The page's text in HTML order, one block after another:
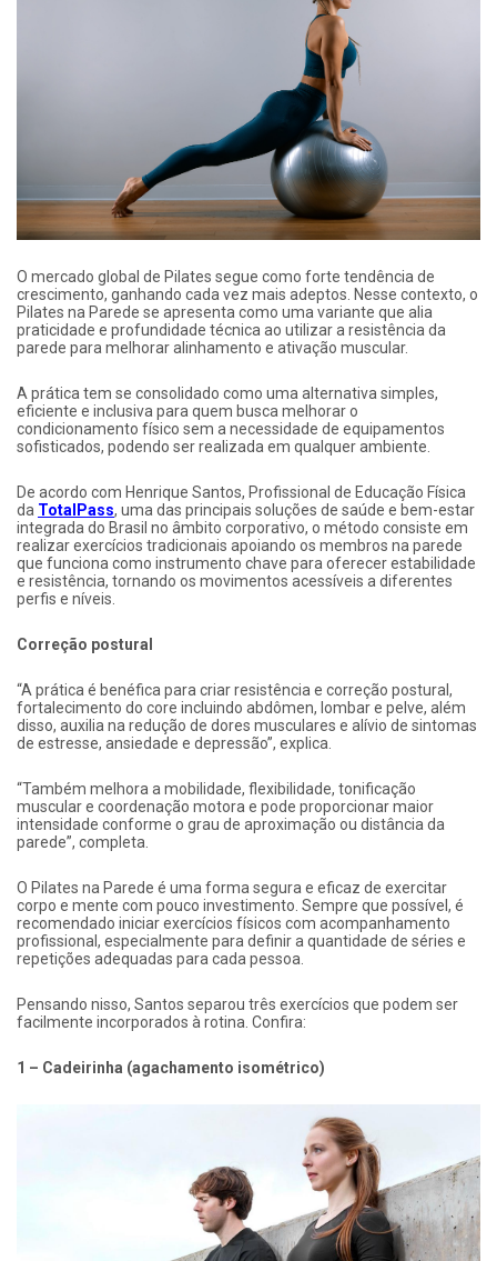
O mercado global de Pilates segue como forte tendência de
crescimento, ganhando cada vez mais adeptos. Nesse contexto, o
Pilates na Parede se apresenta como uma variante que alia
praticidade e profundidade técnica ao utilizar a resistência da
parede para melhorar alinhamento e ativação muscular.
A prática tem se consolidado como uma alternativa simples,
eficiente e inclusiva para quem busca melhorar o
condicionamento físico sem a necessidade de equipamentos
sofisticados, podendo ser realizada em qualquer ambiente.
De acordo com Henrique Santos, Profissional de Educação Física
da TotalPass, uma das principais soluções de saúde e bem-estar
integrada do Brasil no âmbito corporativo, o método consiste em
realizar exercícios tradicionais apoiando os membros na parede
que funciona como instrumento chave para oferecer estabilidade
e resistência, tornando os movimentos acessíveis a diferentes
perfis e níveis.
Correção postural
“A prática é benéfica para criar resistência e correção postural,
fortalecimento do core incluindo abdômen, lombar e pelve, além
disso, auxilia na redução de dores musculares e alívio de sintomas
de estresse, ansiedade e depressão”, explica.
“Também melhora a mobilidade, flexibilidade, tonificação
muscular e coordenação motora e pode proporcionar maior
intensidade conforme o grau de aproximação ou distância da
parede”, completa.
O Pilates na Parede é uma forma segura e eficaz de exercitar
corpo e mente com pouco investimento. Sempre que possível, é
recomendado iniciar exercícios físicos com acompanhamento
profissional, especialmente para definir a quantidade de séries e
repetições adequadas para cada pessoa.
Pensando nisso, Santos separou três exercícios que podem ser
facilmente incorporados à rotina. Confira:
1 – Cadeirinha (agachamento isométrico)